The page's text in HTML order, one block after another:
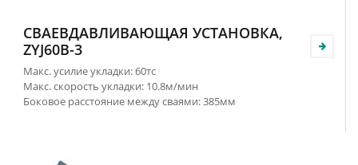
СВАЕВДАВЛИВАЮЩАЯ УСТАНОВКА,
ZYJ60B-3
Макс. усилие укладки: 60тс
Макс. скорость укладки: 10.8м/мин
Боковое расстояние между сваями: 385мм